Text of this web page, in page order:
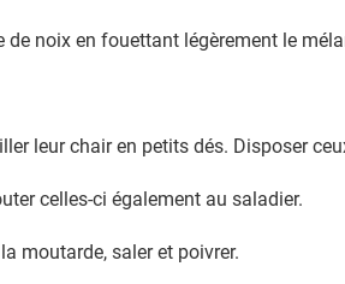
noix en fouettant légèrement le
leur chair en petits dés. Disposer
celles-ci également au saladier.
moutarde, saler et poivrer.